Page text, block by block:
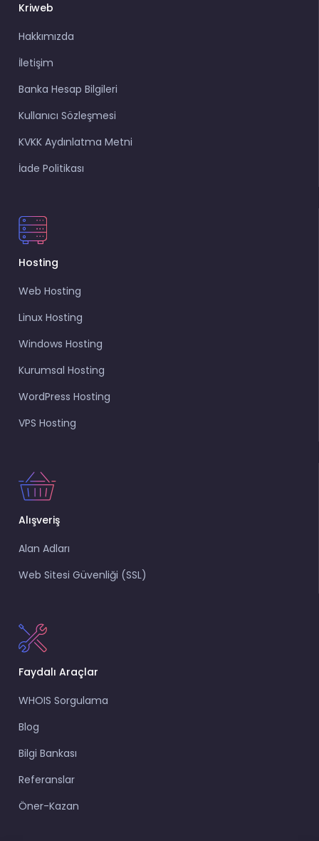
Kriweb
Hakkımızda
İletişim
Banka Hesap Bilgileri
Kullanıcı Sözleşmesi
KVKK Aydınlatma Metni
İade Politikası
Hosting
Web Hosting
Linux Hosting
Windows Hosting
Kurumsal Hosting
WordPress Hosting
VPS Hosting
Alışveriş
Alan Adları
Web Sitesi Güvenliği (SSL)
Faydalı Araçlar
WHOIS Sorgulama
Blog
Bilgi Bankası
Referanslar
Öner-Kazan